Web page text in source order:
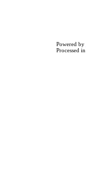
Powered by
Processed